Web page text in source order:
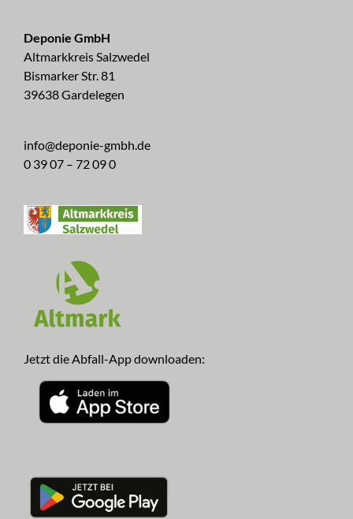
Deponie GmbH
Altmarkkreis Salzwedel
Bismarker Str. 81
39638 Gardelegen
info@deponie-gmbh.de
0 39 07 – 72 09 0
Jetzt die Abfall-App downloaden: